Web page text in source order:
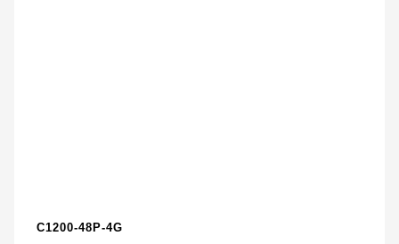
C1200-48P-4G